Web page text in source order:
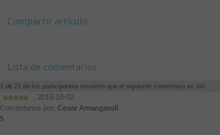
Compartir artículo:
Lista de comentarios
1 de 21 de los participantes encontró que el siguiente comentario es útil:
, 2018-10-02
Comentarios por: Cesar Amangandi
5